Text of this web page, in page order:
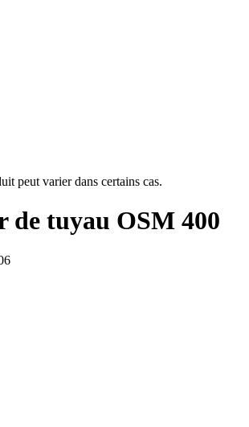
peut varier dans certains cas.
de tuyau OSM 400